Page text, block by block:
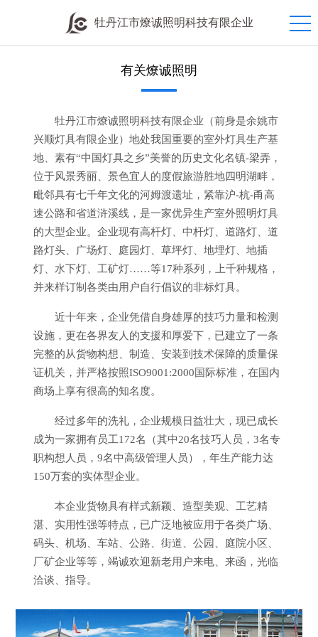
牡丹江市燎诚照明科技有限企业
有关燎诚照明
牡丹江市燎诚照明科技有限企业（前身是余姚市
兴顺灯具有限企业）地处我国重要的室外灯具生产基
地、素有“中国灯具之乡”美誉的历史文化名镇-梁弄，
位于风景秀丽、景色宜人的度假旅游胜地四明湖畔，
毗邻具有七千年文化的河姆渡遗址，紧靠沪-杭-甬高
速公路和省道浒溪线，是一家优异生产室外照明灯具
的大型企业。企业现有高杆灯、中杆灯、道路灯、道
路灯头、广场灯、庭园灯、草坪灯、地埋灯、地插
灯、水下灯、工矿灯……等17种系列，上千种规格，
并来样订制各类由用户自行倡议的非标灯具。
近十年来，企业凭借自身雄厚的技巧力量和检测
设施，更在各界友人的支援和厚爱下，已建立了一条
完整的从货物构想、制造、安装到技术保障的质量保
证机关，并严格按照ISO9001:2000国际标准，在国内
商场上享有很高的知名度。
经过多年的洗礼，企业规模日益壮大，现已成长
成为一家拥有员工172名（其中20名技巧人员，3名专
职构想人员，9名中高级管理人员），年生产能力达
150万套的实体型企业。
本企业货物具有样式新颖、造型美观、工艺精
湛、实用性强等特点，已广泛地被应用于各类广场、
码头、机场、车站、公路、街道、公园、庭院小区、
厂矿企业等等，竭诚欢迎新老用户来电、来函，光临
洽谈、指导。